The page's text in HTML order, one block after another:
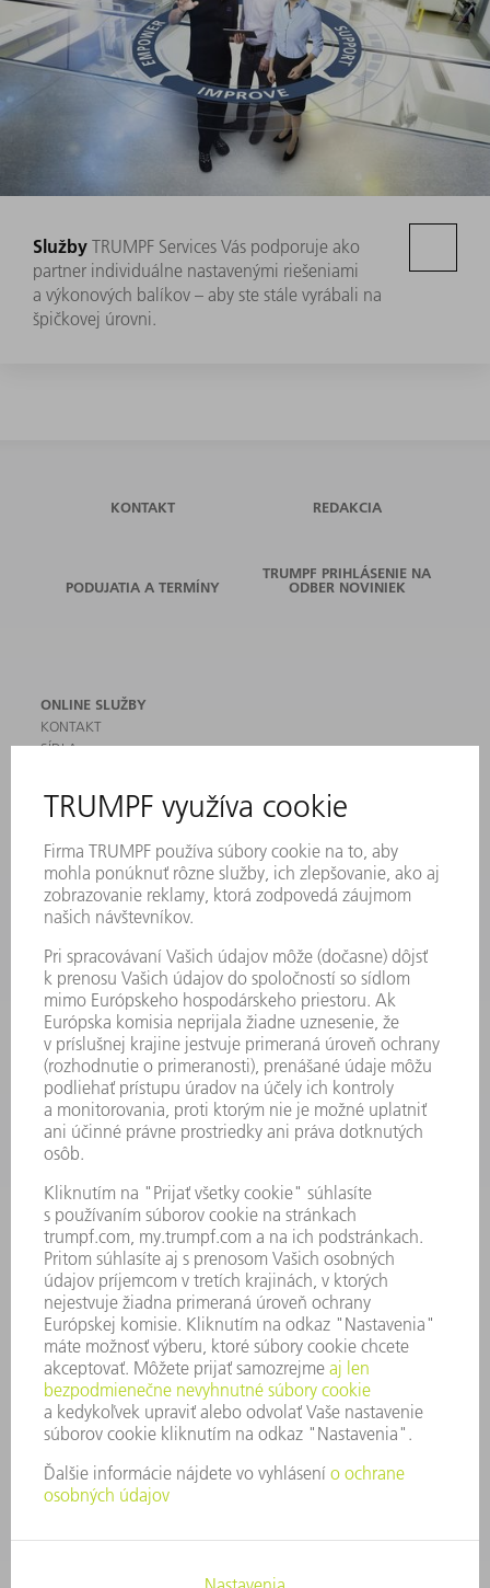
Služby TRUMPF Services Vás podporuje ako
partner individuálne nastavenými riešeniami
a výkonových balíkov – aby ste stále vyrábali na
špičkovej úrovni.
KONTAKT REDAKCIA
PODUJATIA A TERMÍNY
TRUMPF PRIHLÁSENIE NA
ODBER NOVINIEK
ONLINE SLUŽBY
KONTAKT
SÍDLA
PRIHLÁSENIE NA ODBER NOVINIEK
KARTA BEZPEČNOSTNÝCH ÚDAJOV
STROJE & SYSTÉMY
LASER
VÝKONOVÁ ELEKTRONIKA
ELEKTRICKÉ RUČNÉ NÁRADIE
SMART FACTORY
SOFTVÉR
SLUŽBY
APLIKÁCIE
ODVETVIA
PODNIK
KARIÉRA
PONUKY PRACOVNÝCH MIEST
PROFIL FIRMY
PREDSTAVENSTVO
SPRÁVA O HOSPODÁRENÍ
FIREMNÉ PRINCÍPY
ZHODA
SYSTÉM OZNAMOVANIA
SECURITY
TLAČOVÉ SPRÁVY
ČASOPISY
STABILITA
ŽIVOTNÉ PROSTREDIE & KLÍMA
SOCIÁLNE VECI & SPOLOČNOSŤ
VEDENIE PODNIKU
OZNAMOVANIE PROTISPOLOČENSKEJ ČINNOSTI